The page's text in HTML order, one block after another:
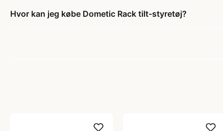
Hvor kan jeg købe Dometic Rack tilt-styretøj?